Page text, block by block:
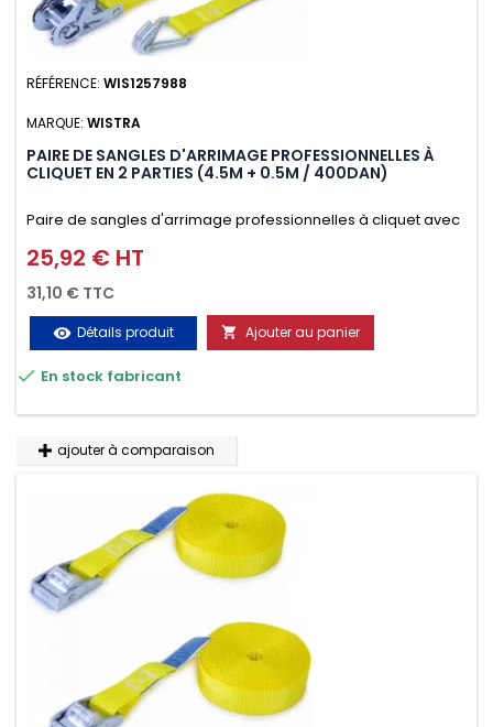
RÉFÉRENCE: WIS1257988
MARQUE: WISTRA
PAIRE DE SANGLES D'ARRIMAGE PROFESSIONNELLES À
CLIQUET EN 2 PARTIES (4.5M + 0.5M / 400DAN)
Paire de sangles d'arrimage professionnelles à cliquet avec
crochet en 2 parties (4.5M + 0.5M / 400daN), simple et rapide
d'utilisation. Permet d'arrimer et de sécuriser
vos chargements pendant le transport. Matière polyester
très résistante aux UV et aux variations de températures,
n'absorbe pas l'eau.
Prix
25,92 € HT
31,10 € TTC
visibility Détails produit  Ajouter au panier
 En stock fabricant
ajouter à comparaison